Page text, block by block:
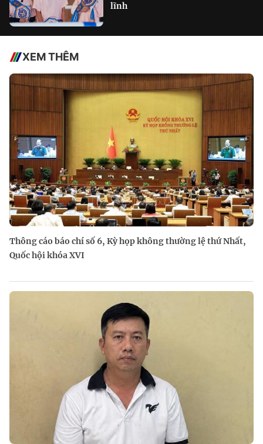
lĩnh
XEM THÊM
Thông cáo báo chí số 6, Kỳ họp không thường lệ thứ Nhất,
Quốc hội khóa XVI